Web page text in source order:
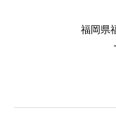
福岡県